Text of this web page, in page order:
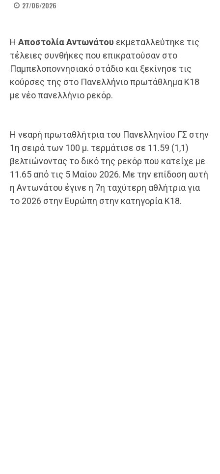
27/06/2026
Η Αποστολία Αντωνάτου εκμεταλλεύτηκε τις
τέλειες συνθήκες που επικρατούσαν στο
Παμπελοποννησιακό στάδιο και ξεκίνησε τις
κούρσες της στο Πανελλήνιο πρωτάθλημα Κ18
με νέο πανελλήνιο ρεκόρ.
Η νεαρή πρωταθλήτρια του Πανελληνίου ΓΣ στην
1η σειρά των 100 μ. τερμάτισε σε 11.59 (1,1)
βελτιώνοντας το δικό της ρεκόρ που κατείχε με
11.65 από τις 5 Μαίου 2026. Με την επίδοση αυτή
η Αντωνάτου έγινε η 7η ταχύτερη αθλήτρια για
το 2026 στην Ευρώπη στην κατηγορία Κ18.